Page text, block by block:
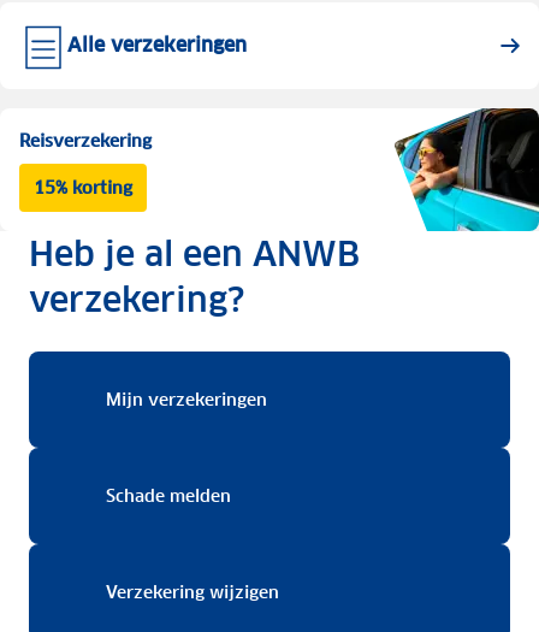
Alle verzekeringen
Reisverzekering
15% korting
Heb je al een ANWB
verzekering?
Mijn verzekeringen
Schade melden
Verzekering wijzigen